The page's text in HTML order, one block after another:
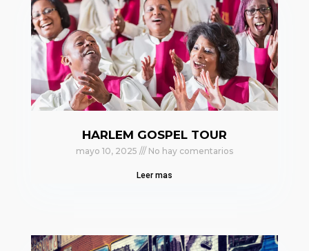
HARLEM GOSPEL TOUR
mayo 10, 2025 No hay comentarios
Leer mas